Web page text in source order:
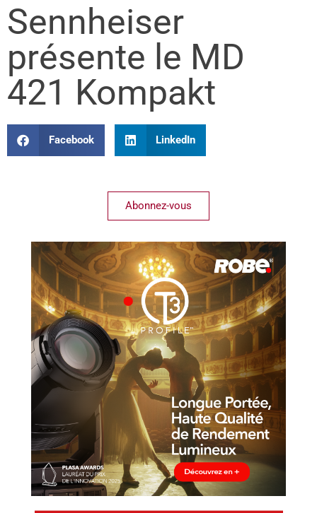
Sennheiser
présente le MD
421 Kompakt
Facebook LinkedIn
Abonnez-vous